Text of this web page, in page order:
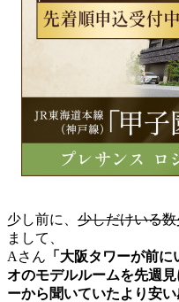
少し前に、 少しだけいる
まして、
Aさん 「大阪タワーが前
オのモデルルームを先週
ーから聞いていたより安